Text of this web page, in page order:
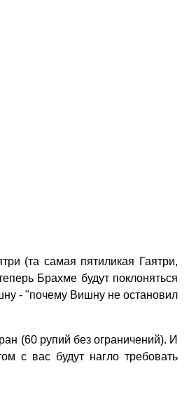
(та самая пятиликая Гаятри,
Брахме будут поклоняться
- "почему Вишну не остановил
(60 рупий без ограничений). И
с вас будут нагло требовать